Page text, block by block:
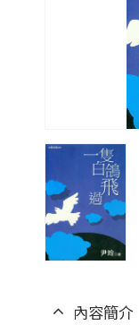
內容簡介